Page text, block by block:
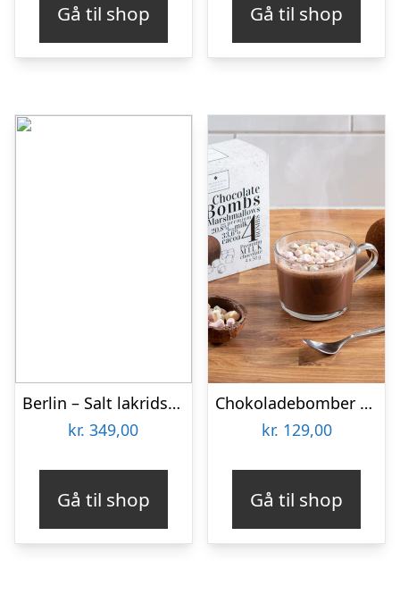
Gå til shop Gå til shop
Berlin – Salt lakrids med hvid chokolade – 1 kg
kr. 349,00
Gå til shop
Chokoladebomber til Varm Chokolade 4-pak
kr. 129,00
Gå til shop